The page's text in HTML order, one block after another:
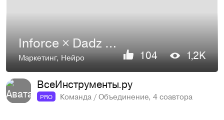
Inforce × Dadz Racing | Айдентика
Маркетинг,Нейро 104
1,2K
ВсеИнструменты.ру
PRO Команда / Объединение, 4 соавтора